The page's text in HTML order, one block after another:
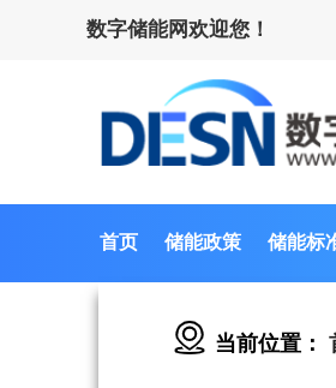
数字储能网欢迎您！
首页 储能政策 储能标
当前位置：